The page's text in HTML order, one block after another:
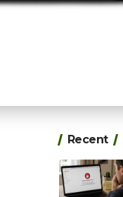
Recent